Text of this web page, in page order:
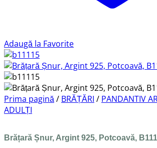
Adaugă la Favorite
Prima pagină/ BRĂȚĂRI / PANDANTIV
ADULȚI
Brățară Șnur, Argint 925, Potcoavă,